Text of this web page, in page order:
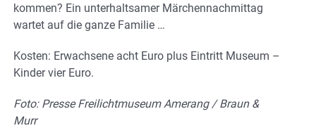
kommen? Ein unterhaltsamer Märchennachmittag
wartet auf die ganze Familie …
Kosten: Erwachsene acht Euro plus Eintritt Museum –
Kinder vier Euro.
Foto: Presse Freilichtmuseum Amerang / Braun &
Murr